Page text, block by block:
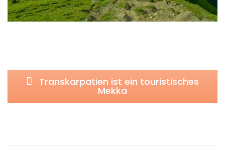
Transkarpatien ist ein touristisches
Mekka